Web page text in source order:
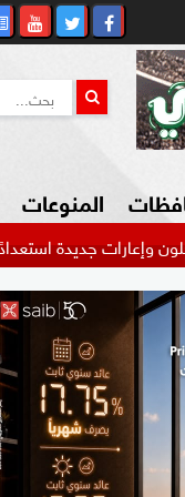
المنوعات
السياحة
المرأة
استعدادًا...